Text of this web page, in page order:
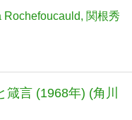
Rochefoucauld
関根秀
言 (1968年) (角川